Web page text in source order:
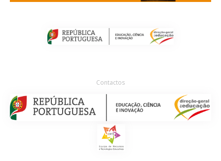
Contactos